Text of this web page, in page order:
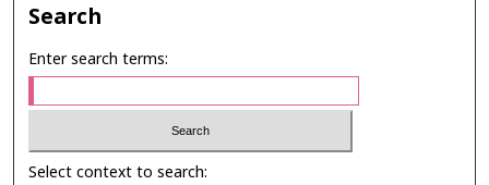
Search
Enter search terms:
Select context to search: